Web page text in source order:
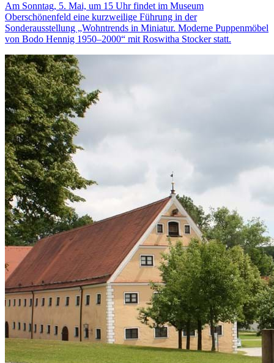
Am Sonntag, 5. Mai, um 15 Uhr findet im Museum
Oberschönenfeld eine kurzweilige Führung in der
Sonderausstellung „Wohntrends in Miniatur. Moderne Puppenmöbel
von Bodo Hennig 1950–2000“ mit Roswitha Stocker statt.